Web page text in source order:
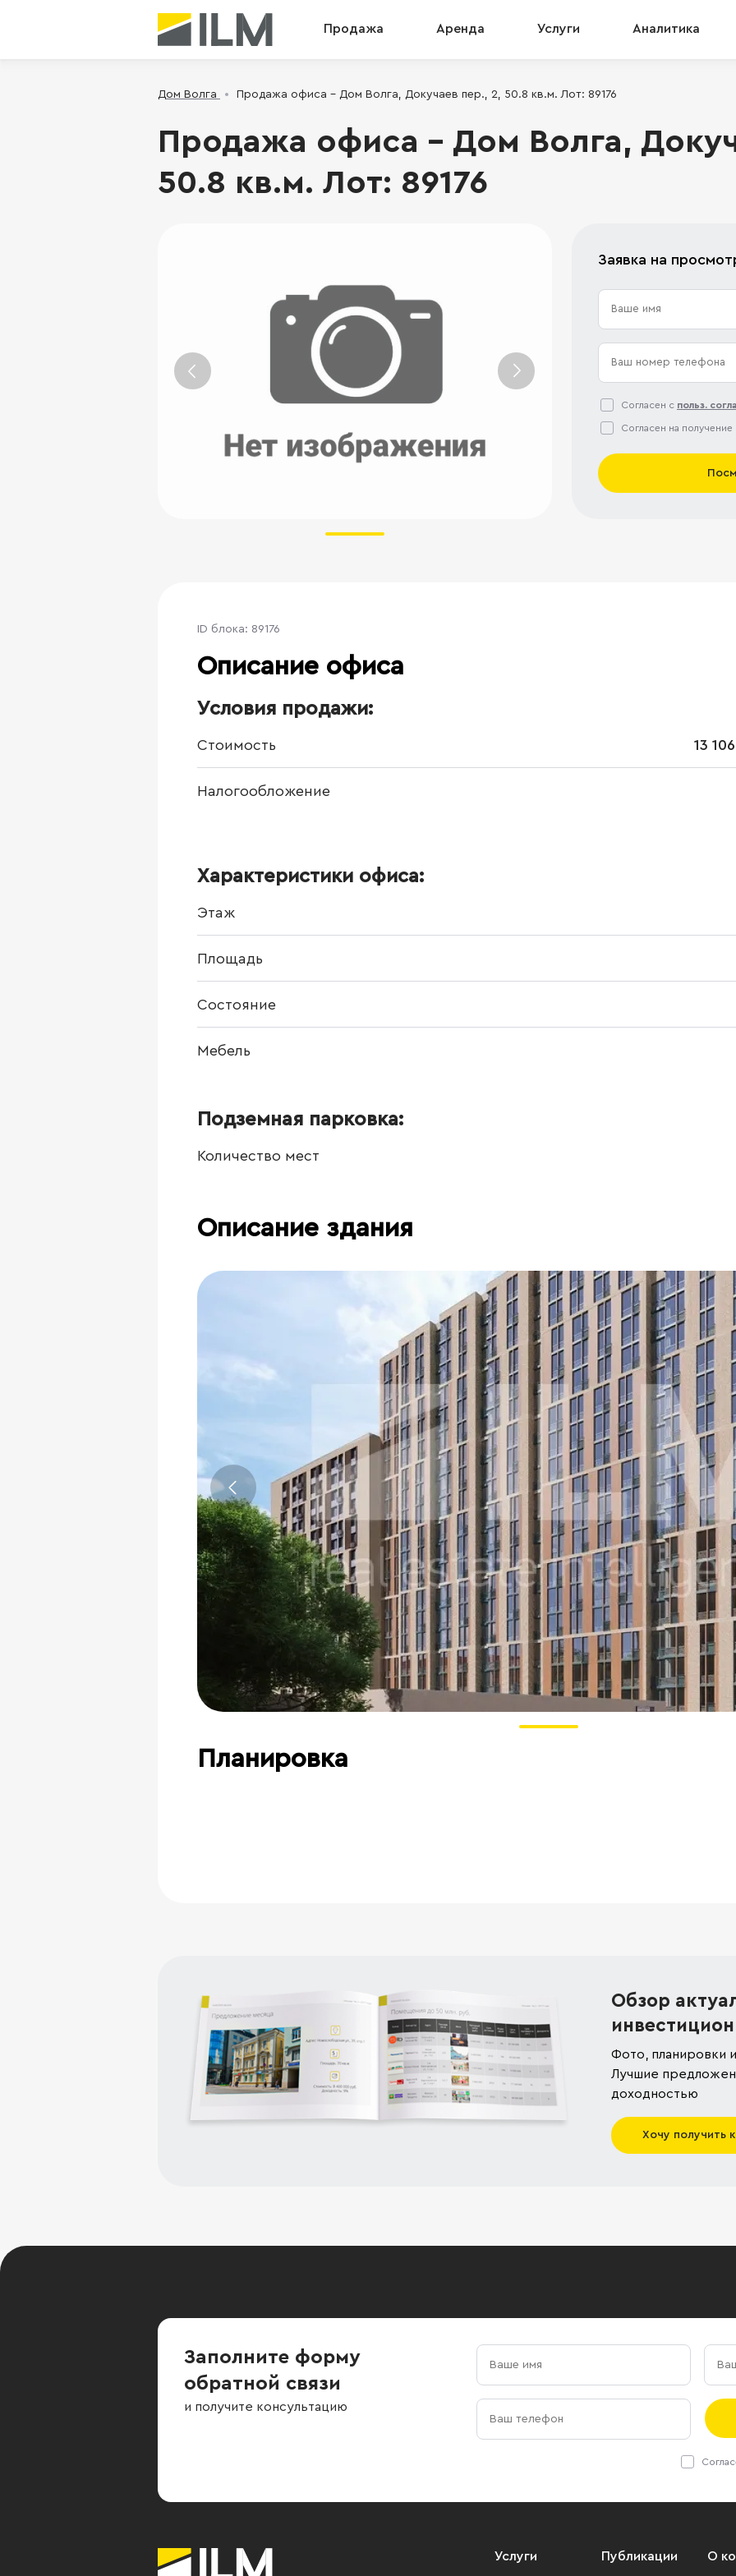
Продажа Аренда Услуги Аналитика
Дом Волга Продажа офиса - Дом Волга, Докучаев пер., 2, 50.8 кв.м. Лот: 89176
Продажа офиса - Дом Волга,
50.8 кв.м. Лот: 89176
Заявка на
Согласен с польз.
Согласен на получение
ID блока: 89176
Описание офиса
Условия продажи:
Стоимость 13
Налогообложение
Характеристики офиса:
Этаж
Площадь
Состояние
Мебель
Подземная парковка:
Количество мест
Описание здания
Планировка
Обзор
Фото, планировки
Лучшие
доходностью
Хочу получить
Заполните форму
обратной связи
и получите консультацию
Услуги Публикации О